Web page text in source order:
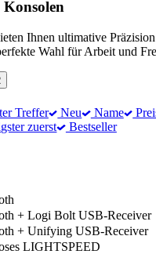
Ihnen ultimative
Wahl für Arbeit und
Treffer Neu Name
zuerst Bestseller
+ Logi Bolt USB-Receiver
+ Unifying USB-Receiver
LIGHTSPEED